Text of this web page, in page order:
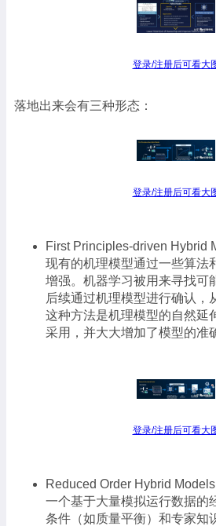
登录/注册后可看大
落地出来会有三种形态：
登录/注册后可看大
First Principles-driven Hybrid
现有的机理模型通过一些算法
增强。机器学习被用来寻找可
后续通过机理模型进行确认，
这种方法是机理模型的自然延
采用，并大大增加了模型的准
登录/注册后可看大
Reduced Order Hybrid
一个基于大量模拟运行数据的
条件（如质量平衡）和专家知